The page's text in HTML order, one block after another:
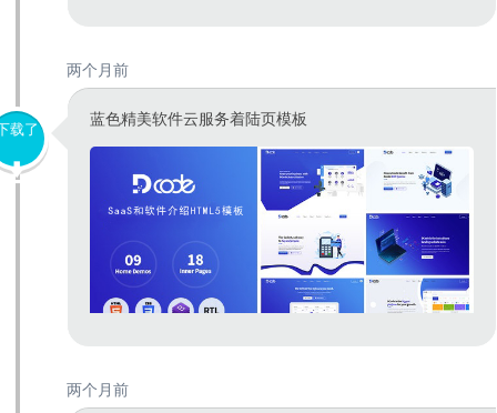
两个月前
载了
蓝色精美软件云服务着陆页模板
两个月前